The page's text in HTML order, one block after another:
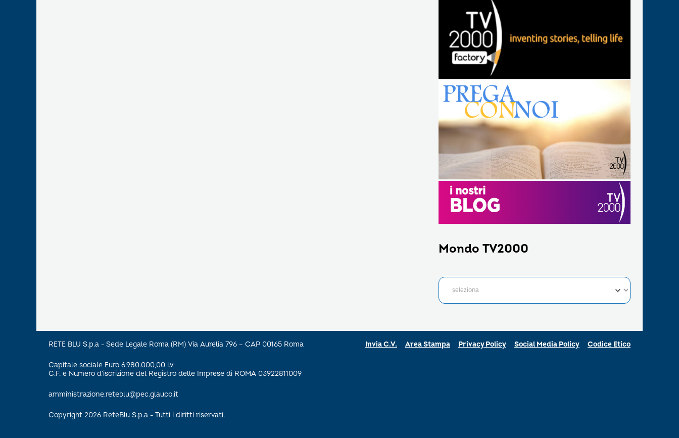
Mondo TV2000
RETE BLU S.p.a - Sede Legale Roma (RM) Via Aurelia 796 – CAP 00165 Roma
Capitale sociale Euro 6.980.000,00 i.v
C.F. e Numero d’iscrizione del Registro delle Imprese di ROMA 03922811009
amministrazione.reteblu@pec.glauco.it
Copyright 2026 ReteBlu S.p.a - Tutti i diritti riservati.
Invia C.V. Area Stampa Privacy Policy Social Media Policy Codice Etico